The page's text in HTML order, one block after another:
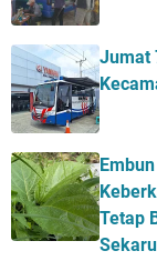
Jumat
Tetap